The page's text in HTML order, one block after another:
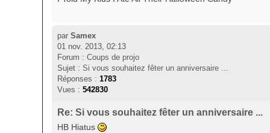
par Samex
01 nov. 2013, 02:13
Forum : Coups de projo
Sujet : Si vous souhaitez fêter un anniversaire ...
Réponses : 1783
Vues : 542830
Re: Si vous souhaitez fêter un anniversaire ...
HB Hiatus